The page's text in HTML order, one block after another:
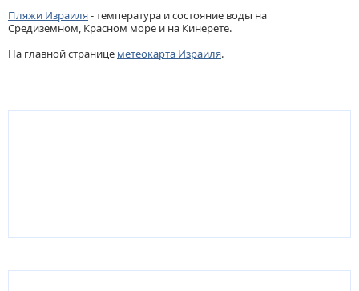
Пляжи Израиля- температура и состояние воды на
Средиземном, Красном море и на Кинерете.
На главной странице метеокарта Израиля.